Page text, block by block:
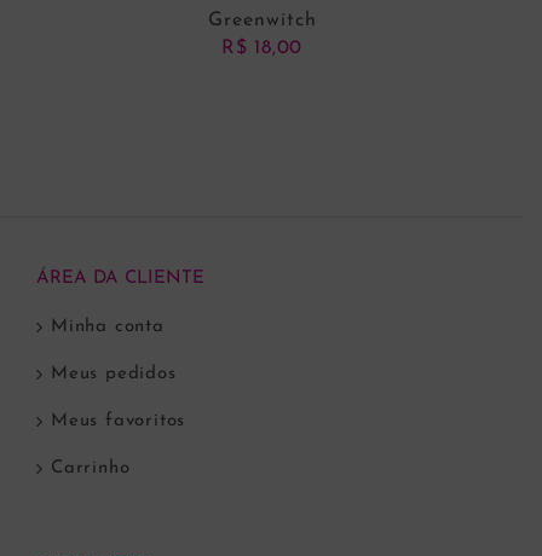
Greenwitch
R$ 18,00
ÁREA DA CLIENTE
Minha conta
Meus pedidos
Meus favoritos
Carrinho